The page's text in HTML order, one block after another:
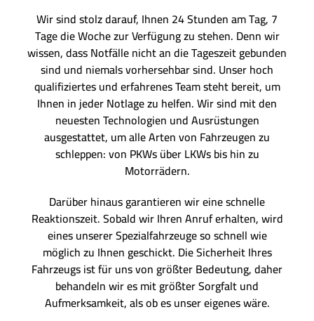
Wir sind stolz darauf, Ihnen 24 Stunden am Tag, 7
Tage die Woche zur Verfügung zu stehen. Denn wir
wissen, dass Notfälle nicht an die Tageszeit gebunden
sind und niemals vorhersehbar sind. Unser hoch
qualifiziertes und erfahrenes Team steht bereit, um
Ihnen in jeder Notlage zu helfen. Wir sind mit den
neuesten Technologien und Ausrüstungen
ausgestattet, um alle Arten von Fahrzeugen zu
schleppen: von PKWs über LKWs bis hin zu
Motorrädern.
Darüber hinaus garantieren wir eine schnelle
Reaktionszeit. Sobald wir Ihren Anruf erhalten, wird
eines unserer Spezialfahrzeuge so schnell wie
möglich zu Ihnen geschickt. Die Sicherheit Ihres
Fahrzeugs ist für uns von größter Bedeutung, daher
behandeln wir es mit größter Sorgfalt und
Aufmerksamkeit, als ob es unser eigenes wäre.